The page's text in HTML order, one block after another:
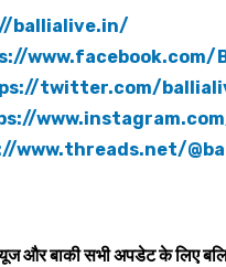
ballialive.in/
www.facebook.com/
twitter.com/
www.threads.net/
और बाकी सभी अपडेट के लिए